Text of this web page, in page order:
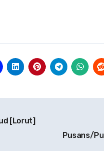
[Lorut]
Pusans/